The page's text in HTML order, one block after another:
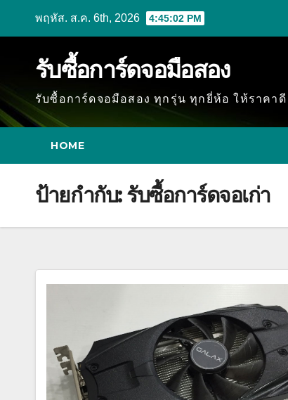
พฤหัส. ส.ค. 6th, 2026 4:45:03 PM
รับซื้อการ์ดจอมือสอง
รับซื้อการ์ดจอมือสอง ทุกรุ่น ทุกยี่ห้อ ให้ราคาดี
HOME
ป้ายกำกับ:รับซื้อการ์ดจอเก่า